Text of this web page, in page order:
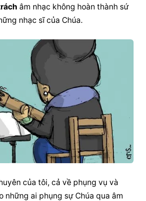
âm nhạc không hoàn thành sứ
nhạc sĩ của Chúa.
của tôi, cả về phụng vụ và
những ai phụng sự Chúa qua âm